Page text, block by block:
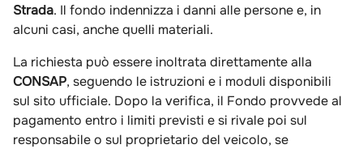
Strada. Il fondo indennizza i danni alle persone e, in
alcuni casi, anche quelli materiali.
La richiesta può essere inoltrata direttamente alla
CONSAP, seguendo le istruzioni e i moduli disponibili
sul sito ufficiale. Dopo la verifica, il Fondo provvede al
pagamento entro i limiti previsti e si rivale poi sul
responsabile o sul proprietario del veicolo, se